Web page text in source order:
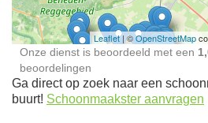
Leaflet| ©OpenStreetMap
Onze dienst is beoordeeld met een
beoordelingen
Ga direct op zoek naar een
buurt! Schoonmaakster aanvragen